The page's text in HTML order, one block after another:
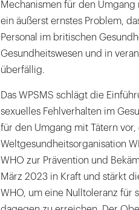
Mechanismen für den Umgang
ein äußerst ernstes Problem,
Personal im britischen
Gesundheitswesen und in
überfällig.
Das WPSMS schlägt die
sexuelles Fehlverhalten im
für den Umgang mit Tätern
Weltgesundheitsorganisation
WHO zur Prävention und
März 2023 in Kraft und stärkt
WHO, um eine Nulltoleranz für